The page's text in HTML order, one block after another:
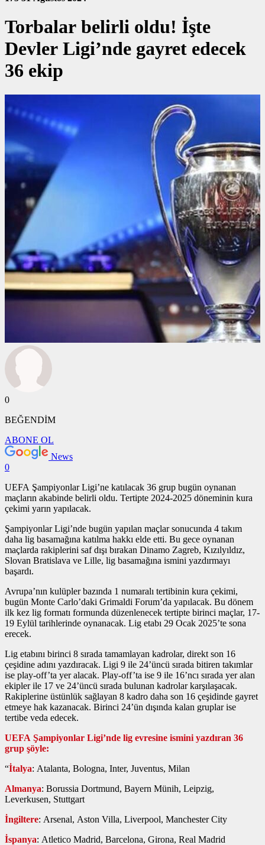
Torbalar belirli oldu! İşte
Devler Ligi’nde gayret edecek
36 ekip
0
BEĞENDİM
ABONE OL
News
0
UEFA Şampiyonlar Ligi’ne katılacak 36 grup bugün oynanan
maçların akabinde belirli oldu. Tertipte 2024-2025 döneminin kura
çekimi yarın yapılacak.
Şampiyonlar Ligi’nde bugün yapılan maçlar sonucunda 4 takım
daha lig basamağına katılma hakkı elde etti. Bu gece oynanan
maçlarda rakiplerini saf dışı bırakan Dinamo Zagreb, Kızılyıldız,
Slovan Bratislava ve Lille, lig basamağına ismini yazdırmayı
başardı.
Avrupa’nın kulüpler bazında 1 numaralı tertibinin kura çekimi,
bugün Monte Carlo’daki Grimaldi Forum’da yapılacak. Bu dönem
ilk kez lig formatı formunda düzenlenecek tertipte birinci maçlar, 17-
19 Eylül tarihlerinde oynanacak. Lig etabı 29 Ocak 2025’te sona
erecek.
Lig etabını birinci 8 sırada tamamlayan kadrolar, direkt son 16
çeşidine adını yazdıracak. Ligi 9 ile 24’üncü sırada bitiren takımlar
ise play-off’ta yer alacak. Play-off’ta ise 9 ile 16’ncı sırada yer alan
ekipler ile 17 ve 24’üncü sırada bulunan kadrolar karşılaşacak.
Rakiplerine üstünlük sağlayan 8 kadro daha son 16 çeşidinde gayret
etmeye hak kazanacak. Birinci 24’ün dışında kalan gruplar ise
tertibe veda edecek.
UEFA Şampiyonlar Ligi’nde lig evresine ismini yazdıran 36
grup şöyle:
“İtalya: Atalanta, Bologna, Inter, Juventus, Milan
Almanya: Borussia Dortmund, Bayern Münih, Leipzig,
Leverkusen, Stuttgart
İngiltere: Arsenal, Aston Villa, Liverpool, Manchester City
İspanya: Atletico Madrid, Barcelona, Girona, Real Madrid